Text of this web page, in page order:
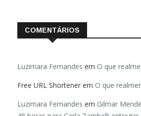
COMENTÁRIOS
Luzimara Fernandes em O que
Free URL Shortener em O que
Luzimara Fernandes em Gilmar